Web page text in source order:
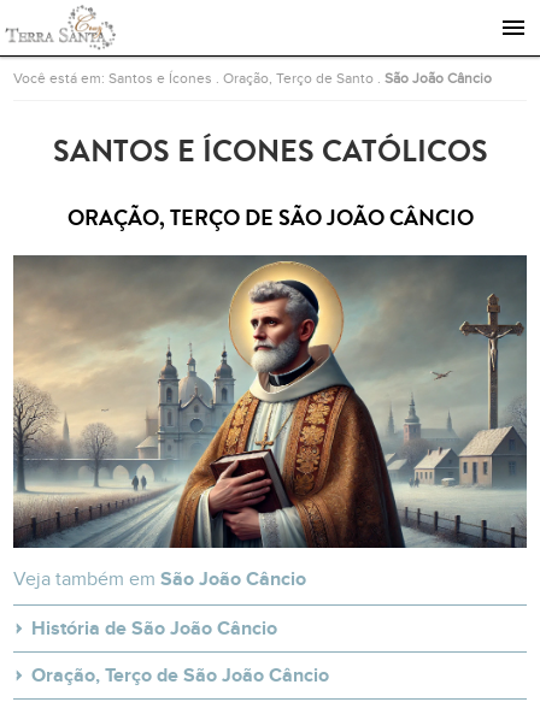
Ir para a página inicial
Você está em:Santos e Ícones .Oração, Terço de Santo .São João Câncio
SANTOS E ÍCONES CATÓLICOS
ORAÇÃO, TERÇO DE SÃO JOÃO CÂNCIO
Veja também emSão João Câncio
História de São João Câncio
Oração, Terço de São João Câncio